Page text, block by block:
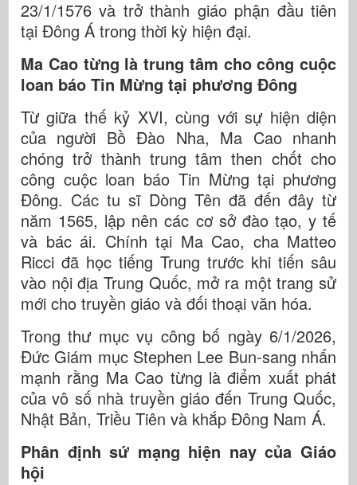
23/1/1576 và trở thành giáo phận đầu tiên
tại Đông Á trong thời kỳ hiện đại.
Ma Cao từng là trung tâm cho công cuộc
loan báo Tin Mừng tại phương Đông
Từ giữa thế kỷ XVI, cùng với sự hiện diện
của người Bồ Đào Nha, Ma Cao nhanh
chóng trở thành trung tâm then chốt cho
công cuộc loan báo Tin Mừng tại phương
Đông. Các tu sĩ Dòng Tên đã đến đây từ
năm 1565, lập nên các cơ sở đào tạo, y tế
và bác ái. Chính tại Ma Cao, cha Matteo
Ricci đã học tiếng Trung trước khi tiến sâu
vào nội địa Trung Quốc, mở ra một trang sử
mới cho truyền giáo và đối thoại văn hóa.
Trong thư mục vụ công bố ngày 6/1/2026,
Đức Giám mục Stephen Lee Bun-sang nhấn
mạnh rằng Ma Cao từng là điểm xuất phát
của vô số nhà truyền giáo đến Trung Quốc,
Nhật Bản, Triều Tiên và khắp Đông Nam Á.
Phân định sứ mạng hiện nay của Giáo
hội